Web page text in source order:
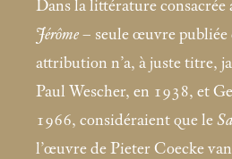
Dans la littérature consacrée
Jérôme – seule œuvre publiée
attribution n’a, à juste titre,
Paul Wescher, en 1938, et
1966, considéraient que le
l’œuvre de Pieter Coecke